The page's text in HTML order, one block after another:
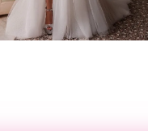
Poglej več